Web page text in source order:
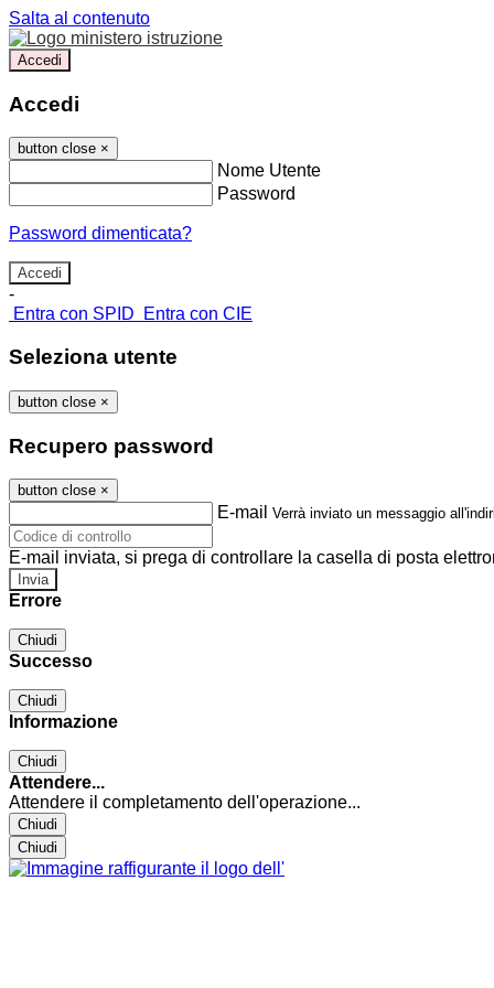
Salta al contenuto
Accedi
Accedi
button close ×
Nome Utente
Password
Password dimenticata?
-
Entra con SPID
Entra con CIE
Seleziona utente
button close ×
Recupero password
button close ×
E-mail Verrà inviato un messaggio
E-mail inviata, si prega di controllare la casella di posta
Errore
Chiudi
Successo
Chiudi
Informazione
Chiudi
Attendere...
Attendere il completamento dell'operazione...
Chiudi
Chiudi